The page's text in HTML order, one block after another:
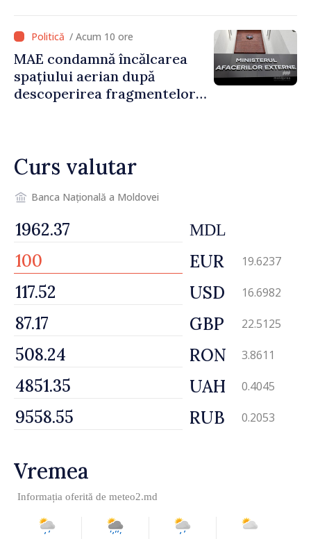
„catastrofă naturală”
/ Acum 10 ore
MAE condamnă încălcarea
spațiului aerian după
descoperirea fragmentelor
Curs valutar
Banca Națională a Moldovei
MDL
EUR 19.6237
USD 16.6982
GBP 22.5125
RON 3.8611
UAH 0.4045
RUB 0.2053
Vremea
Informația oferită de meteo2.md